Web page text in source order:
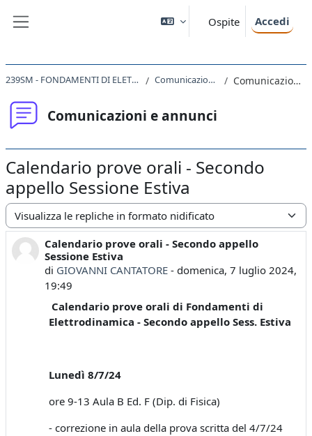
Ospite Accedi
239SM - FONDAMENTI DI ELETTRODINAMICA 2023 Comunicazioni e annunci Comunicazioni e annunci
Comunicazioni e annunci
Calendario prove orali - Secondo
appello Sessione Estiva
Modalità visualizzazione
Calendario prove orali - Secondo appello
Sessione Estiva
di GIOVANNI CANTATORE- domenica, 7 luglio 2024,
19:49
Numero di risposte: 0
Calendario prove orali di Fondamenti di
Elettrodinamica - Secondo appello Sess. Estiva
Lunedì 8/7/24
ore 9-13 Aula B Ed. F (Dip. di Fisica)
- correzione in aula della prova scritta del 4/7/24